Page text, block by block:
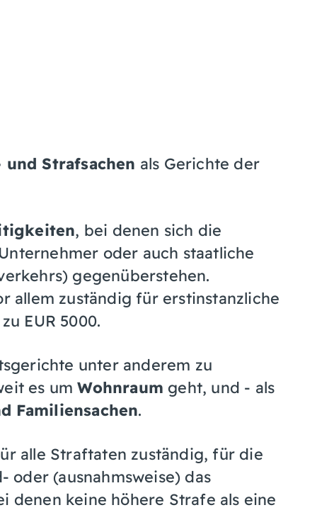
Strafsachen als Gerichte der
, bei denen sich die
oder auch staatliche
gegenüberstehen.
allem zuständig für erstinstanzliche
EUR 5000.
unter anderem zu
es umWohnraum geht, und - als
Familiensachen.
alle Straftaten zuständig, für die
oder (ausnahmsweise) das
denen keine höhere Strafe als eine